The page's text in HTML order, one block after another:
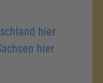
hier
hier